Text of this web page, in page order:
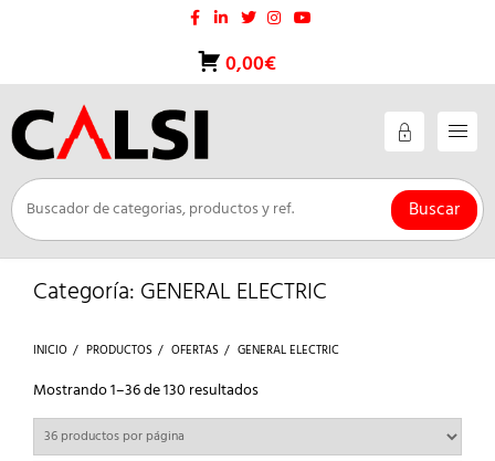
0,00€
Buscar
Categoría: GENERAL ELECTRIC
INICIO PRODUCTOS OFERTAS GENERAL ELECTRIC
Mostrando 1–36 de 130 resultadosOrdenado
por